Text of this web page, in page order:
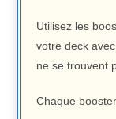
Utilisez les
votre deck
ne se trouvent
Chaque